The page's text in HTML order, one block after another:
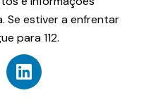
Se estiver a enfrentar
para 112.